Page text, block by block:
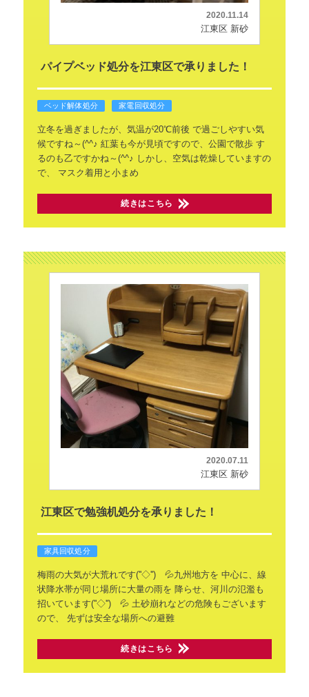
2020.11.14
江東区 新砂
パイプベッド処分を江東区で承りました！
ベッド解体処分 家電回収処分
立冬を過ぎましたが、気温が20℃前後 で過ごしやすい気
候ですね～(^^♪ 紅葉も今が見頃ですので、公園で散歩す
るのも乙ですかね～(^^♪ しかし、空気は乾燥していますの
で、
マスク着用と小まめ
続きはこちら
2020.07.11
江東区 新砂
江東区で勉強机処分を承りました！
家具回収処分
梅雨の大気が大荒れです(''◇'')ゞ💦九州地方を 中心に、線
状降水帯が同じ場所に大量の雨を 降らせ、河川の氾濫も
招いています(''◇'')ゞ💦 土砂崩れなどの危険もございます
ので、
先ずは安全な場所への避難
続きはこちら